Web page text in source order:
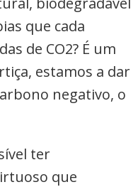
que cada
de CO2? É um
estamos a dar
negativo, o
ter
que